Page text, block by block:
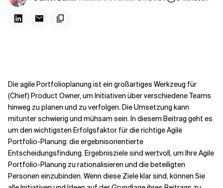
Die agile Portfolioplanung ist ein großartiges Werkzeug für
(Chief) Product Owner, um Initiativen über verschiedene Teams
hinweg zu planen und zu verfolgen. Die Umsetzung kann
mitunter schwierig und mühsam sein. In diesem Beitrag geht es
um den wichtigsten Erfolgsfaktor für die richtige Agile
Portfolio-Planung: die ergebnisorientierte
Entscheidungsfindung. Ergebnisziele sind wertvoll, um Ihre Agile
Portfolio-Planung zu rationalisieren und die beteiligten
Personen einzubinden. Wenn diese Ziele klar sind, können Sie